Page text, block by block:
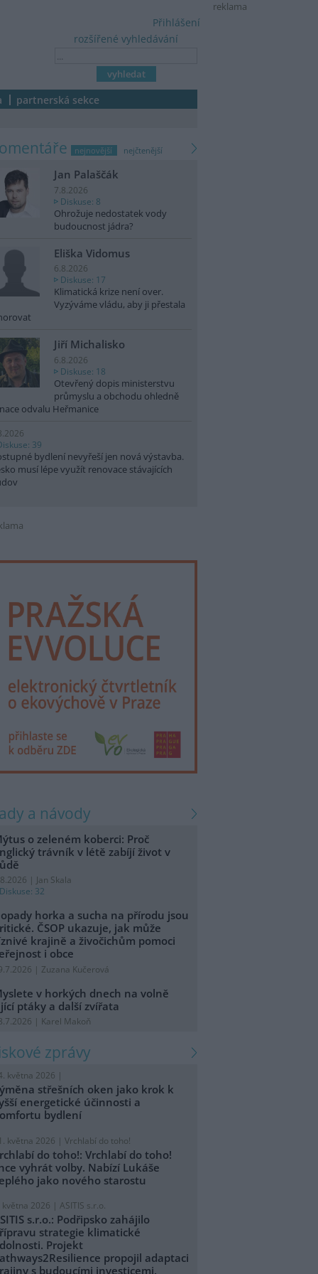
reklama
rozšířené vyhledávání
Přihlášení
partnerská sekce
nejnovější nejčtenější
Jan Palaščák
7.8.2026
Diskuse: 8
Ohrožuje nedostatek vody
budoucnost jádra?
Eliška Vidomus
6.8.2026
Diskuse: 17
Klimatická krize není over.
Vyzýváme vládu, aby ji přestala
Jiří Michalisko
6.8.2026
Diskuse: 18
Otevřený dopis ministerstvu
průmyslu a obchodu ohledně
odvalu Heřmanice
39
bydlení nevyřeší jen nová výstavba.
musí lépe využít renovace stávajících
a návody
o zeleném koberci: Proč
trávník v létě zabíjí život v
| Jan Skala
Diskuse: 32
horka a sucha na přírodu jsou
ČSOP ukazuje, jak může
krajině a živočichům pomoci
i obce
| Zuzana Kučerová
v horkých dnech na volně
ptáky a další zvířata
| Karel Makoň
zprávy
května 2026 |
střešních oken jako krok k
energetické účinnosti a
bydlení
května 2026 | Vrchlabí do toho!
do toho!: Vrchlabí do toho!
vyhrát volby. Nabízí Lukáše
jako nového starostu
května 2026 | ASITIS s.r.o.
s.r.o.: Podřipsko zahájilo
strategie klimatické
Projekt
propojil adaptaci
s budoucími investicemi.